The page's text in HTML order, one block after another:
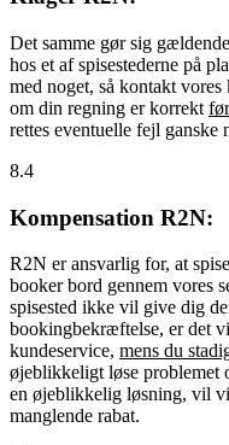
Det samme gør sig
hos et af spisestederne på
med noget, så kontakt
om din regning er korrekt før
rettes eventuelle fejl ganske
8.4
Kompensation R2N:
R2N er ansvarlig for, at
booker bord gennem vores
spisested ikke vil give dig
bookingbekræftelse, er det
kundeservice, mens du
øjeblikkeligt løse problemet
en øjeblikkelig løsning, vil
manglende rabat.